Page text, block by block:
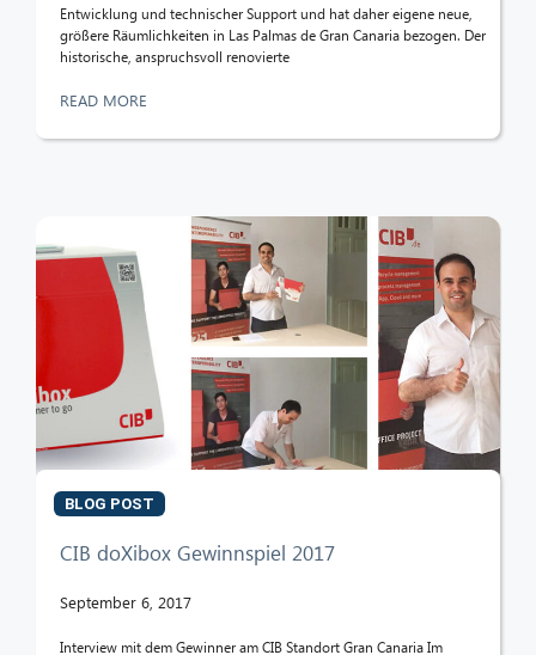
Entwicklung und technischer Support und hat daher eigene neue,
größere Räumlichkeiten in Las Palmas de Gran Canaria bezogen. Der
historische, anspruchsvoll renovierte
READ MORE
BLOG POST
CIB doXibox Gewinnspiel 2017
September 6, 2017
Interview mit dem Gewinner am CIB Standort Gran Canaria Im